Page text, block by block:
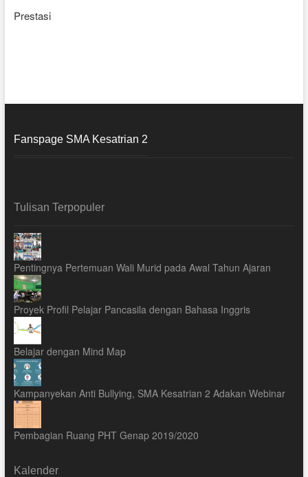
Prestasi
Fanspage SMA Kesatrian 2
Tulisan Terpopuler
Pentingnya Pertemuan Wali Murid pada Awal Tahun Ajaran
Proyek Profil Pelajar Pancasila dengan Bahasa Inggris
Belajar dengan Mind Map
Kampanyekan Anti Bullying, SMA Kesatrian 2 Adakan Webinar
Pembagian Ruang PHT Genap 2019/2020
Kalender